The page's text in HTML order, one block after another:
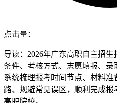
点击量：
导读：2026年广东高职自主招
条件、考核方式、志愿填报、
系统梳理报考时间节点、材料
路、规避常见误区，顺利完成
高职院校。